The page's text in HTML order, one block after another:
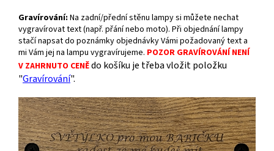
Gravírování: Na zadní/přední stěnu lampy si můžete nechat
vygravírovat text (např. přání nebo moto). Při objednání lampy
stačí napsat do poznámky objednávky Vámi požadovaný text a
mi Vám jej na lampu vygravírujeme. POZOR GRAVÍROVÁNÍ NENÍ
V ZAHRNUTO CENĚdo košíku je třeba vložit položku
"Gravírování".